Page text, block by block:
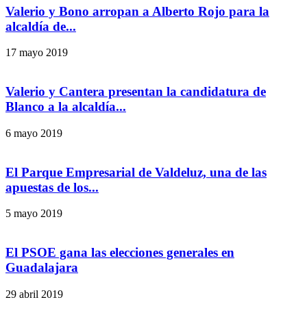
Valerio y Bono arropan a Alberto Rojo para la
alcaldía de...
17 mayo 2019
Valerio y Cantera presentan la candidatura de
Blanco a la alcaldía...
6 mayo 2019
El Parque Empresarial de Valdeluz, una de las
apuestas de los...
5 mayo 2019
El PSOE gana las elecciones generales en
Guadalajara
29 abril 2019